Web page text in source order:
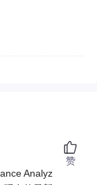
Analyz
赞